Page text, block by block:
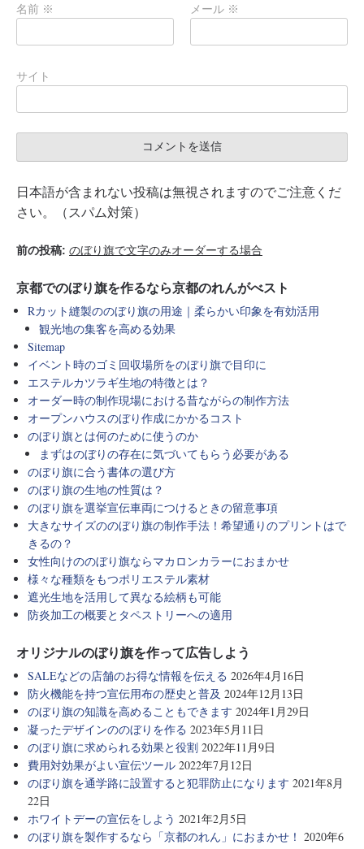
名前 ※ メール ※
サイト
日本語が含まれない投稿は無視されますのでご注意くだ
さい。（スパム対策）
前の投稿: のぼり旗で文字のみオーダーする場合
京都でのぼり旗を作るなら京都のれんがべスト
Rカット縫製ののぼり旗の用途｜柔らかい印象を有効活用
観光地の集客を高める効果
Sitemap
イベント時のゴミ回収場所をのぼり旗で目印に
エステルカツラギ生地の特徴とは？
オーダー時の制作現場における昔ながらの制作方法
オープンハウスのぼり作成にかかるコスト
のぼり旗とは何のために使うのか
まずはのぼりの存在に気づいてもらう必要がある
のぼり旗に合う書体の選び方
のぼり旗の生地の性質は？
のぼり旗を選挙宣伝車両につけるときの留意事項
大きなサイズののぼり旗の制作手法！希望通りのプリントはで
きるの？
女性向けののぼり旗ならマカロンカラーにおまかせ
様々な種類をもつポリエステル素材
遮光生地を活用して異なる絵柄も可能
防炎加工の概要とタペストリーへの適用
オリジナルのぼり旗を作って広告しよう
SALEなどの店舗のお得な情報を伝える 2026年4月16日
防火機能を持つ宣伝用布の歴史と普及 2024年12月13日
のぼり旗の知識を高めることもできます 2024年1月29日
凝ったデザインののぼりを作る 2023年5月11日
のぼり旗に求められる効果と役割 2022年11月9日
費用対効果がよい宣伝ツール 2022年7月12日
のぼり旗を通学路に設置すると犯罪防止になります 2021年8月
22日
ホワイトデーの宣伝をしよう 2021年2月5日
のぼり旗を製作するなら「京都のれん」におまかせ！ 2020年6